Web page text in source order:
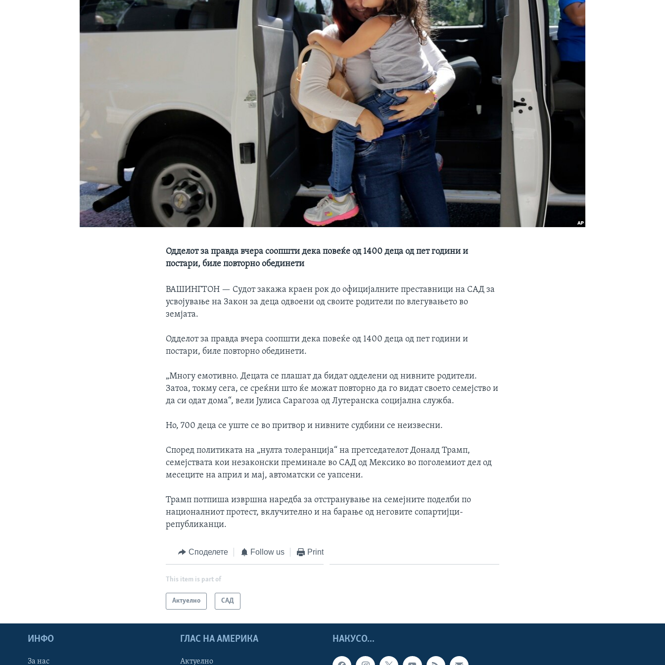
Одделот за правда вчера соопшти дека повеќе од 1400 деца од пет години и
постари, биле повторно обединети
ВАШИНГТОН — Судот закажа краен рок до официјалните преставници на САД за
усвојување на Закон за деца одвоени од своите родители по влегувањето во
земјата.
Одделот за правда вчера соопшти дека повеќе од 1400 деца од пет години и
постари, биле повторно обединети.
„Многу емотивно. Децата се плашат да бидат одделени од нивните родители.
Затоа, токму сега, се среќни што ќе можат повторно да го видат своето семејство и
да си одат дома“, вели Јулиса Сарагоза од Лутеранска социјална служба.
Но, 700 деца се уште се во притвор и нивните судбини се неизвесни.
Според политиката на „нулта толеранција“ на претседателот Доналд Трамп,
семејствата кои незаконски преминале во САД од Мексико во поголемиот дел од
месеците на април и мај, автоматски се уапсени.
Трамп потпиша извршна наредба за отстранување на семејните поделби по
националниот протест, вклучително и на барање од неговите сопартијци-
републиканци.
Споделете Follow us Print
This item is part of
Актуелно САД
НАКУСО...
ИНФО
За нас
ГЛАС НА АМЕРИКА
Актуелно